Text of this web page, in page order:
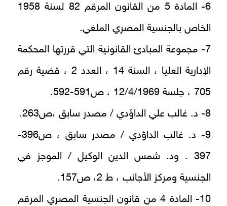
6- المادة 5 من القانون المرقم 82 لسنة 1958
الخاص بالجنسية المصري الملغي.
7- مجموعة المبادئ القانونية التي قررتها المحكمة
الإدارية العليا ، السنة 14 ، العدد 2 ، قضية رقم
705 ، جلسة 12/4/1969 ، ص591-592.
8- د. غالب علي الداؤدي / مصدر سابق ،ص263.
9- د. غالب الداؤدي / مصدر سابق ، ص396-
397 . ود. شمس الدين الوكيل / الموجز في
الجنسية ومركز الأجانب ، ط 2، ص157.
10- المادة 4 من قانون الجنسية المصري المرقم